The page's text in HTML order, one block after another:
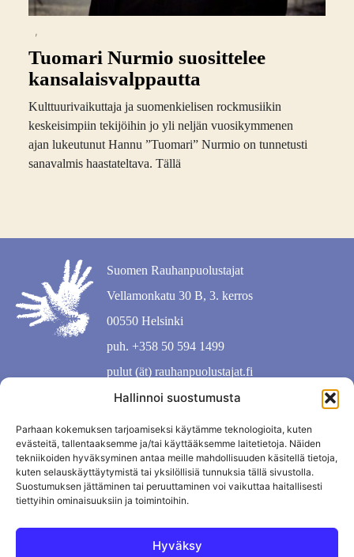
Hallinnoi suostumusta
Parhaan kokemuksen tarjoamiseksi käytämme teknologioita, kuten
evästeitä, tallentaaksemme ja/tai käyttääksemme laitetietoja. Näiden
tekniikoiden hyväksyminen antaa meille mahdollisuuden käsitellä tietoja,
kuten selauskäyttäytymistä tai yksilöllisiä tunnuksia tällä sivustolla.
Suostumuksen jättäminen tai peruuttaminen voi vaikuttaa haitallisesti
tiettyihin ominaisuuksiin ja toimintoihin.
Hyväksy
Tuomari Nurmio suosittelee
kansalaisvalppautta
Kulttuurivaikuttaja ja suomenkielisen rockmusiikin
keskeisimpiin tekijöihin jo yli neljän vuosikymmenen
ajan lukeutunut Hannu ”Tuomari” Nurmio on tunnetusti
sanavalmis haastateltava. Tällä
Suomen Rauhanpuolustajat
Vellamonkatu 30 B, 3. kerros
00550 Helsinki
puh. +358 50 594 1499
pulut (ät) rauhanpuolustajat.fi